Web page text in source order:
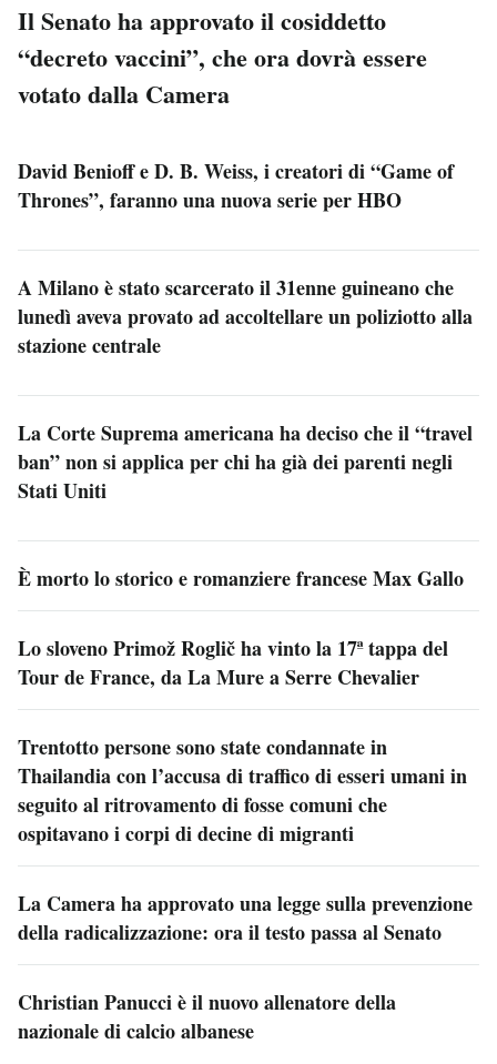
Il Senato ha approvato il cosiddetto
“decreto vaccini”, che ora dovrà essere
votato dalla Camera
David Benioff e D. B. Weiss, i creatori di “Game of
Thrones”, faranno una nuova serie per HBO
A Milano è stato scarcerato il 31enne guineano che
lunedì aveva provato ad accoltellare un poliziotto alla
stazione centrale
La Corte Suprema americana ha deciso che il “travel
ban” non si applica per chi ha già dei parenti negli
Stati Uniti
È morto lo storico e romanziere francese Max Gallo
Lo sloveno Primož Roglič ha vinto la 17ª tappa del
Tour de France, da La Mure a Serre Chevalier
Trentotto persone sono state condannate in
Thailandia con l’accusa di traffico di esseri umani in
seguito al ritrovamento di fosse comuni che
ospitavano i corpi di decine di migranti
La Camera ha approvato una legge sulla prevenzione
della radicalizzazione: ora il testo passa al Senato
Christian Panucci è il nuovo allenatore della
nazionale di calcio albanese